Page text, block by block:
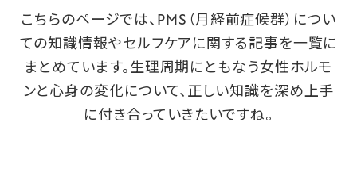
こちらのページでは、PMS（月経前症候群）につい
ての知識情報やセルフケアに関する記事を一覧に
まとめています。生理周期にともなう女性ホルモ
ンと心身の変化について、正しい知識を深め上手
に付き合っていきたいですね。